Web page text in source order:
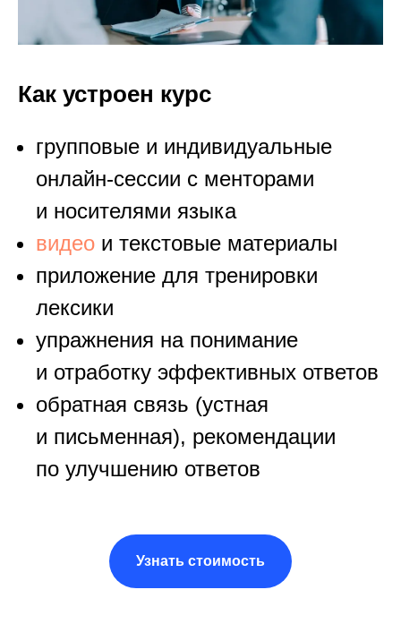
Как устроен курс
групповые и индивидуальные
онлайн-сессии с менторами
и носителями языка
видео и текстовые материалы
приложение для тренировки
лексики
упражнения на понимание
и отработку эффективных ответов
обратная связь (устная
и письменная), рекомендации
по улучшению ответов
Узнать стоимость